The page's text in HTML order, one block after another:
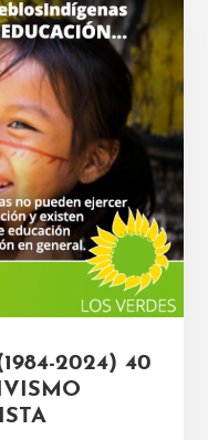
2024) 40